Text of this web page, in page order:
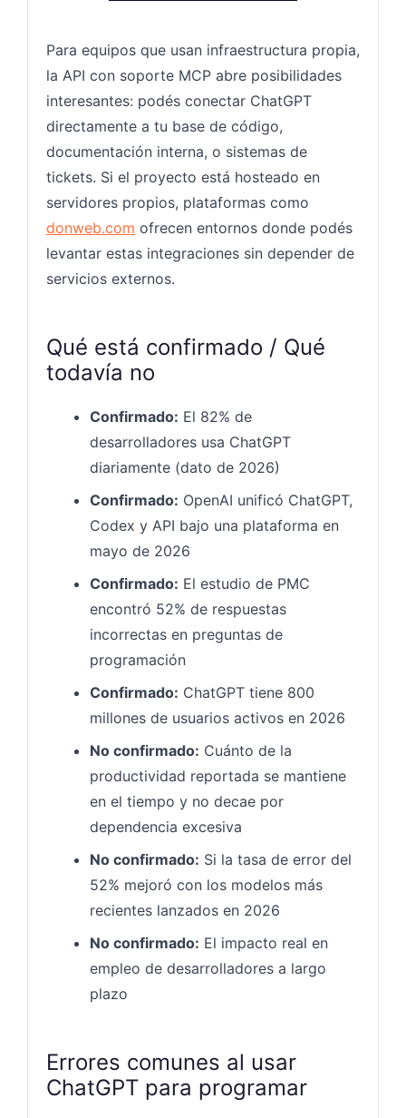
Para equipos que usan infraestructura propia,
la API con soporte MCP abre posibilidades
interesantes: podés conectar ChatGPT
directamente a tu base de código,
documentación interna, o sistemas de
tickets. Si el proyecto está hosteado en
servidores propios, plataformas como
donweb.com ofrecen entornos donde podés
levantar estas integraciones sin depender de
servicios externos.
Qué está confirmado / Qué
todavía no
Confirmado: El 82% de
desarrolladores usa ChatGPT
diariamente (dato de 2026)
Confirmado: OpenAI unificó ChatGPT,
Codex y API bajo una plataforma en
mayo de 2026
Confirmado: El estudio de PMC
encontró 52% de respuestas
incorrectas en preguntas de
programación
Confirmado: ChatGPT tiene 800
millones de usuarios activos en 2026
No confirmado: Cuánto de la
productividad reportada se mantiene
en el tiempo y no decae por
dependencia excesiva
No confirmado: Si la tasa de error del
52% mejoró con los modelos más
recientes lanzados en 2026
No confirmado: El impacto real en
empleo de desarrolladores a largo
plazo
Errores comunes al usar
ChatGPT para programar